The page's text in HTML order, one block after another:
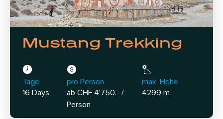
Mustang Trekking
Tage
16 Days
pro Person
ab CHF 4'750.- /
Person
max. Höhe
4299 m